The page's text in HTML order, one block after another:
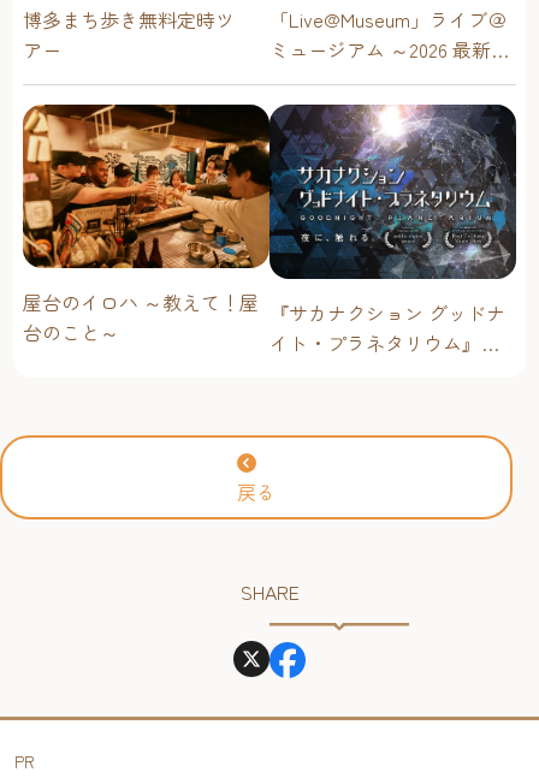
博多まち歩き無料定時ツ
アー
「Live@Museum」ライブ＠
ミュージアム ～2026 最新イ
ベントスケジュール！【福
岡アジア美術館】
屋台のイロハ ～教えて！屋
台のこと～
『サカナクション グッドナ
イト・プラネタリウム』が
2026年
戻る
SHARE
PR